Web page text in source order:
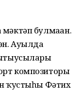
булмаған.
Ауылда
композиторы
ҡустыһы Фәтих